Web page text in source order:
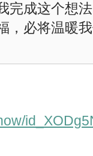
完成这个想
，必将温暖